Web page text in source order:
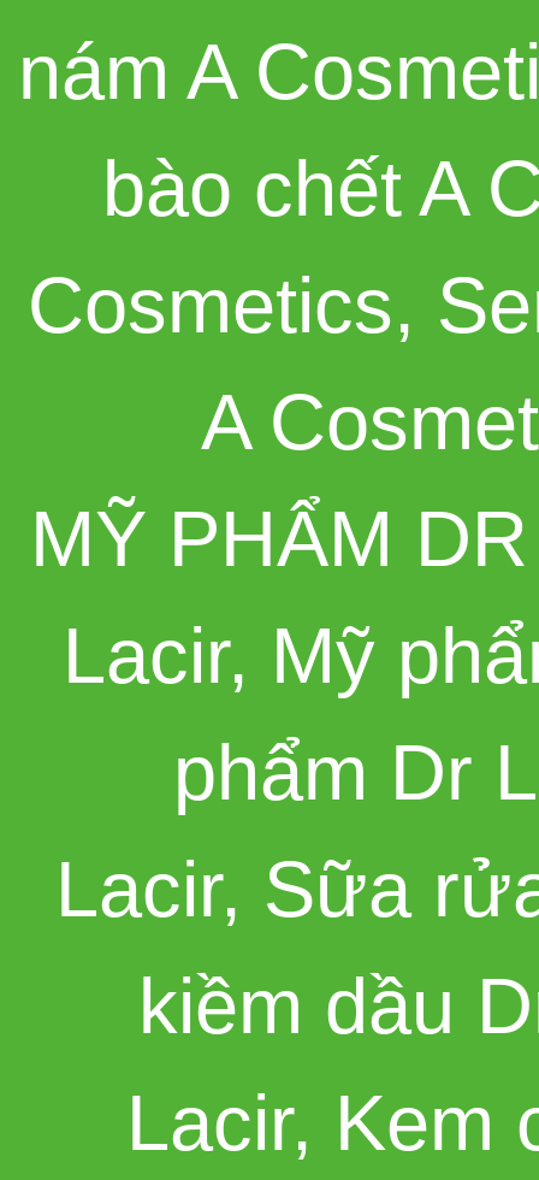
nám A
bào chết A
Cosmetics,
A
MỸ PHẨM
Lacir, Mỹ
phẩm Dr
Lacir, Sữa
kiềm dầu
Lacir, Kem